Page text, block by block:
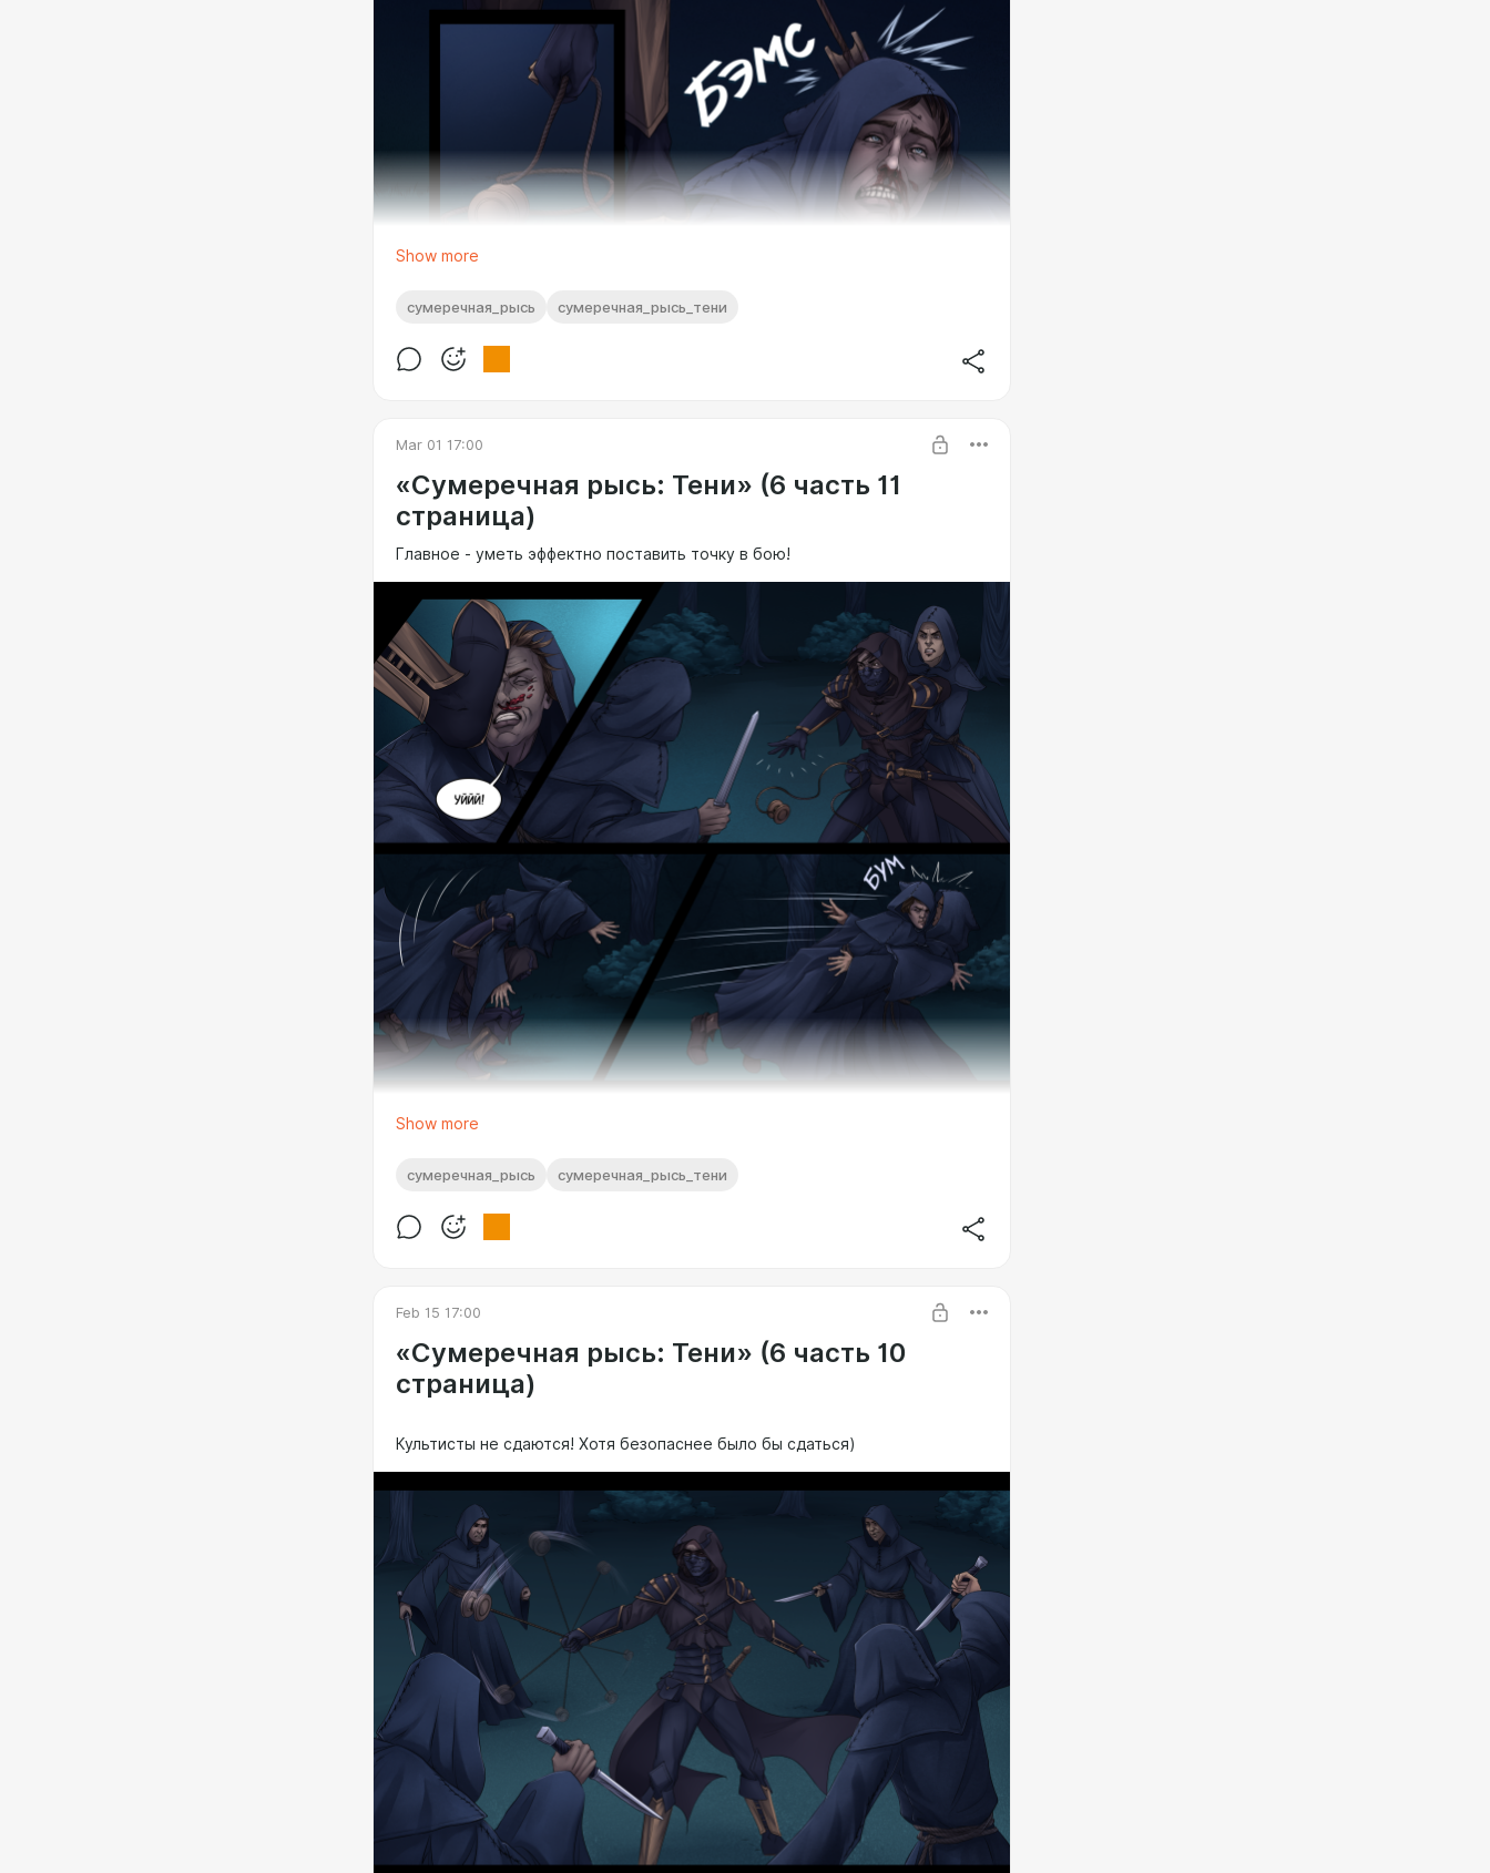
P.S. Следующая страница 29-го марта в 20:00
Show more
сумеречная_рысь сумеречная_рысь_тени
Mar 01 17:00
«Сумеречная рысь: Тени» (6 часть 11
страница)
Главное - уметь эффектно поставить точку в бою!
P.S. Следующая страница 15-го марта в 20:00
Show more
сумеречная_рысь сумеречная_рысь_тени
Feb 15 17:00
«Сумеречная рысь: Тени» (6 часть 10
страница)
Культисты не сдаются! Хотя безопаснее было бы сдаться)